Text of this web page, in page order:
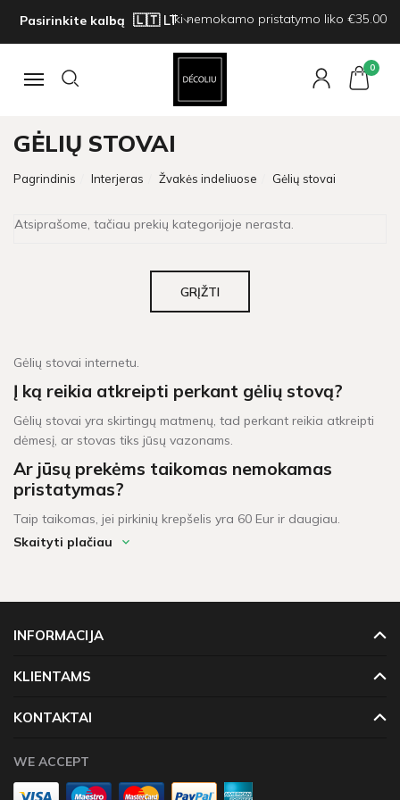
Pasirinkite kalbą Iki nemokamo pristatymo liko €35.00
Navigacija
0
GĖLIŲ STOVAI
Pagrindinis Interjeras Žvakės indeliuose Gėlių stovai
Atsiprašome, tačiau prekių kategorijoje nerasta.
GRĮŽTI
Gėlių stovai internetu.
Į ką reikia atkreipti perkant gėlių stovą?
Gėlių stovai yra skirtingų matmenų, tad perkant reikia atkreipti
dėmesį, ar stovas tiks jūsų vazonams.
Ar jūsų prekėms taikomas nemokamas
pristatymas?
Taip taikomas, jei pirkinių krepšelis yra 60 Eur ir daugiau.
Taip pat turėkite omenyje, kad skiriasi prekių pristatymo
Iki dešimties darbo dienų trunka prekių pristatymas,
Skaityti plačiau
INFORMACIJA
KLIENTAMS
KONTAKTAI
WE ACCEPT